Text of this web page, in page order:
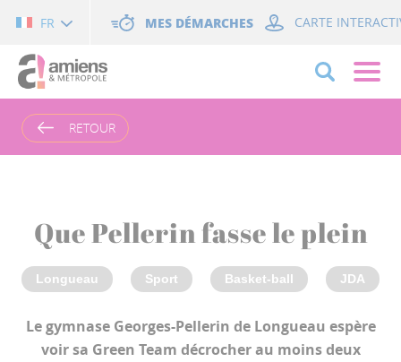
FR MES DÉMARCHES CARTE
RETOUR
Que Pellerin fasse le plein
Longueau Sport Basket-ball JDA
Le gymnase Georges-Pellerin de Longueau espère
voir sa Green Team décrocher au moins deux